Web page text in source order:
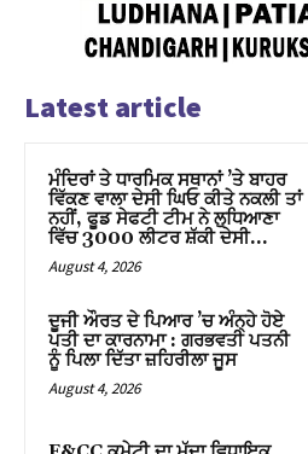
Latest article
ਮੰਦਿਰਾਂ ਤੇ ਧਾਰਮਿਕ ਸਥਾਨਾਂ ’ਤੇ ਬਾਹਰ
ਵਿੱਕਣ ਵਾਲਾ ਦੇਸੀ ਘਿਓ ਕੀਤੇ ਨਕਲੀ ਤਾਂ
ਨਹੀਂ, ਫੂਡ ਸੇਫਟੀ ਟੀਮ ਨੇ ਲੁਧਿਆਣਾ
ਵਿੱਚ 3000 ਲੀਟਰ ਸ਼ੱਕੀ ਦੇਸੀ...
August 4, 2026
ਦੂਜੀ ਔਰਤ ਦੇ ਪਿਆਰ ’ਚ ਅੰਨ੍ਹੇ ਹੋਏ
ਪਤੀ ਦਾ ਕਾਰਨਾਮਾ : ਗਰਭਵਤੀ ਪਤਨੀ
ਨੂੰ ਪਿਲਾ ਦਿੱਤਾ ਜ਼ਹਿਰੀਲਾ ਜੂਸ
August 4, 2026